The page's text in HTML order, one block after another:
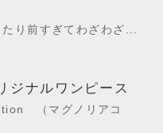
り前すぎてわざわざ...
ジナルワンピース
（マグノリアコ